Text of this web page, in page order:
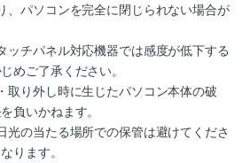
、パソコンを完全に閉じられない場合が
ッチパネル対応機器では感度が低下する
めご了承ください。
取り外し時に生じたパソコン本体の破
負いかねます。
光の当たる場所での保管は避けてくださ
ります。